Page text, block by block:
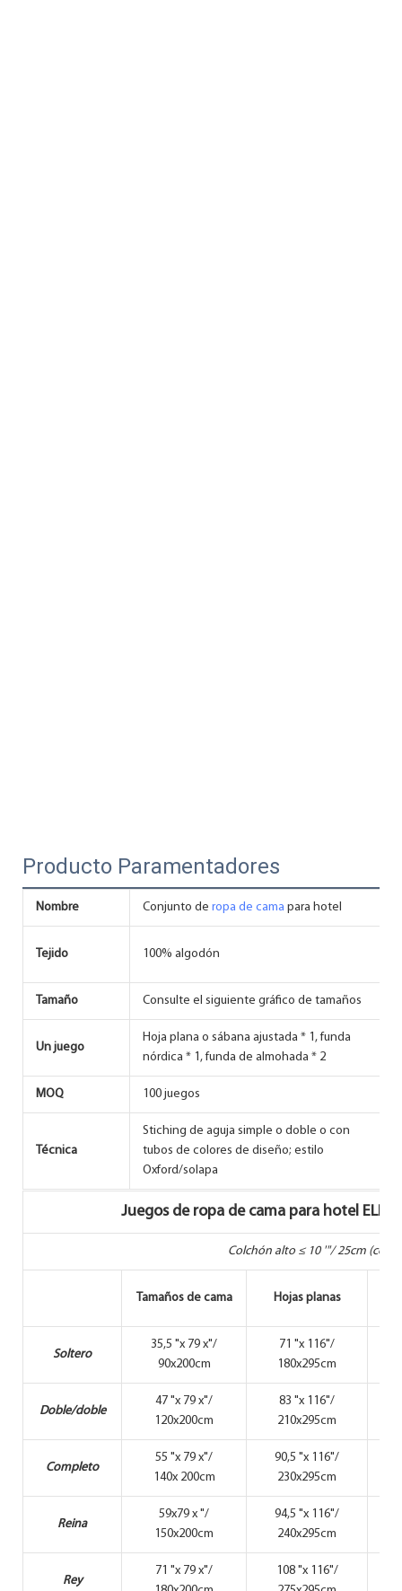
Producto Paramentadores
Nombre Conjunto de ropa de cama para hotel
Tejido 100% algodón
Tamaño Consulte el siguiente gráfico de tamaños
Un juego
Hoja plana o sábana ajustada * 1, funda
nórdica * 1, funda de almohada * 2
MOQ 100 juegos
Técnica
Stiching de aguja simple o doble o con
tubos de colores de diseño; estilo
Oxford/solapa
Juegos de ropa de cama para hotel
Colchón alto ≤ 10 '"/ 25cm (con
Tamaños de cama Hojas planas
Soltero
35,5 "x 79 x"/
90x200cm
71 "x 116"/
180x295cm
Doble/doble
47 "x 79 x"/
120x200cm
83 "x 116"/
210x295cm
Completo
55 "x 79 x"/
140x 200cm
90,5 "x 116"/
230x295cm
Reina
59x79 x "/
150x200cm
94,5 "x 116"/
240x295cm
Rey
71 "x 79 x"/
108 "x 116"/